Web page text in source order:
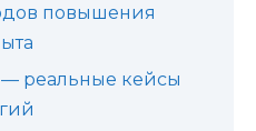
повышения
— реальные кейсы